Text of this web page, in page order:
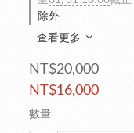
除外
查看更多
NT$20,000
NT$16,000
數量